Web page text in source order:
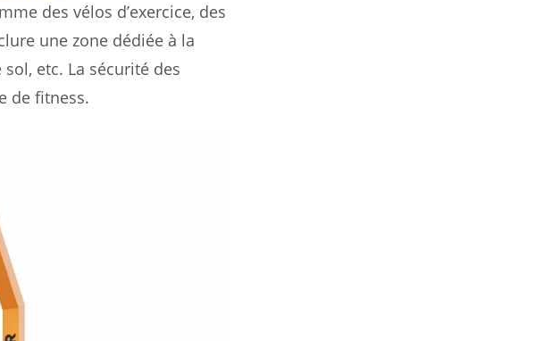
des vélos d’exercice, des
une zone dédiée à la
etc. La sécurité des
de fitness.